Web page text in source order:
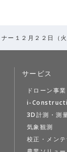
ー１２月２２日（
サービス
ドローン事業
i-
3D計測・測
気象観測
校正・メン